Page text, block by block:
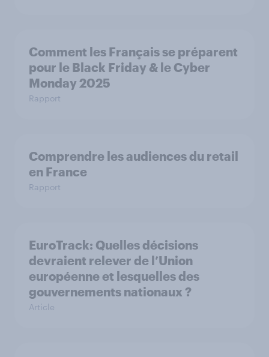
Comment les Français se préparent
pour le Black Friday & le Cyber
Monday 2025
Rapport
Comprendre les audiences du retail
en France
Rapport
EuroTrack: Quelles décisions
devraient relever de l’Union
européenne et lesquelles des
gouvernements nationaux ?
Article